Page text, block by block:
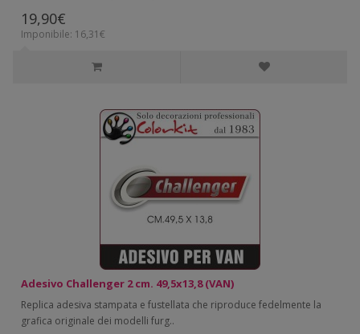
19,90€
Imponibile: 16,31€
Adesivo Challenger 2 cm. 49,5x13,8 (VAN)
Replica adesiva stampata e fustellata che riproduce fedelmente la
grafica originale dei modelli furg..